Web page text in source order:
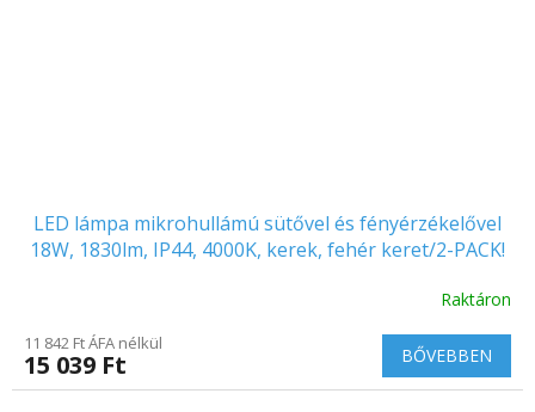
LED lámpa mikrohullámú sütővel és fényérzékelővel
18W, 1830lm, IP44, 4000K, kerek, fehér keret/2-PACK!
átlagos
értékelése
5-
Raktáron
11 842 Ft ÁFA nélkül
15 039 Ft BŐVEBBEN